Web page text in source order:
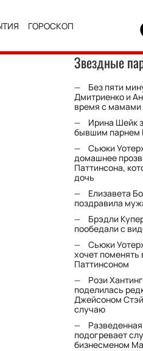
ГОРОСКОП
Звездные
Без пяти
Дмитриенко и
время с мамами
Ирина Шейк
бывшим парнем
Сьюки
домашнее
Паттинсона,
дочь
Елизавета
поздравила
Брэдли
пообедали с
Сьюки
хочет поменять
Паттинсоном
Рози
поделилась
Джейсоном
случаю
подогревает
бизнесменом